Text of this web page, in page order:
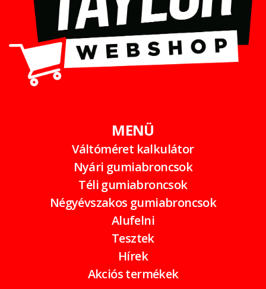
MENÜ
Váltóméret kalkulátor
Nyári gumiabroncsok
Téli gumiabroncsok
Négyévszakos gumiabroncsok
Alufelni
Tesztek
Hírek
Akciós termékek